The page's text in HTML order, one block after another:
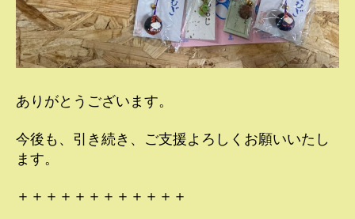
ありがとうございます。
今後も、引き続き、ご支援よろしくお願いいたし
ます。
＋＋＋＋＋＋＋＋＋＋＋＋